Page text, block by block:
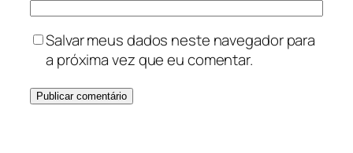
Salvar meus dados neste navegador para
a próxima vez que eu comentar.